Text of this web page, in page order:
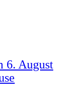
6. August